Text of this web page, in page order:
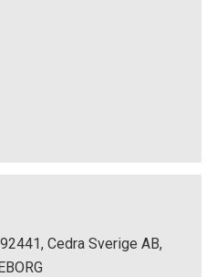
Cedra Sverige AB,